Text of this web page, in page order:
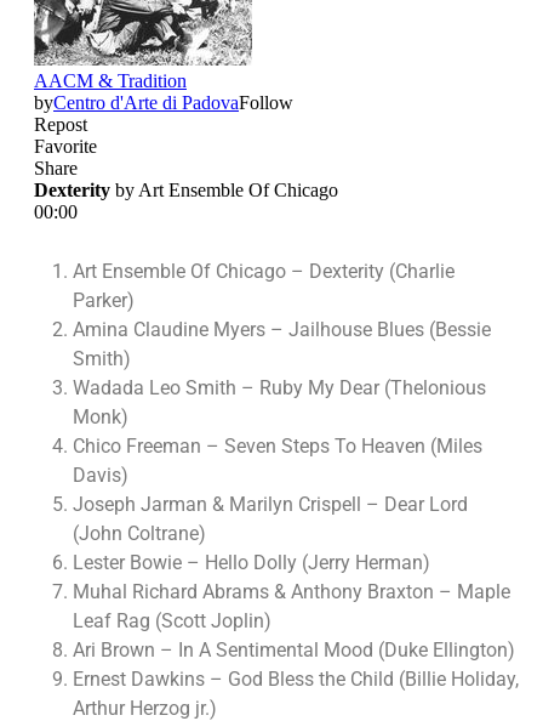
Art Ensemble Of Chicago – Dexterity (Charlie
Parker)
Amina Claudine Myers – Jailhouse Blues (Bessie
Smith)
Wadada Leo Smith – Ruby My Dear (Thelonious
Monk)
Chico Freeman – Seven Steps To Heaven (Miles
Davis)
Joseph Jarman & Marilyn Crispell – Dear Lord
(John Coltrane)
Lester Bowie – Hello Dolly (Jerry Herman)
Muhal Richard Abrams & Anthony Braxton – Maple
Leaf Rag (Scott Joplin)
Ari Brown – In A Sentimental Mood (Duke Ellington)
Ernest Dawkins – God Bless the Child (Billie Holiday,
Arthur Herzog jr.)